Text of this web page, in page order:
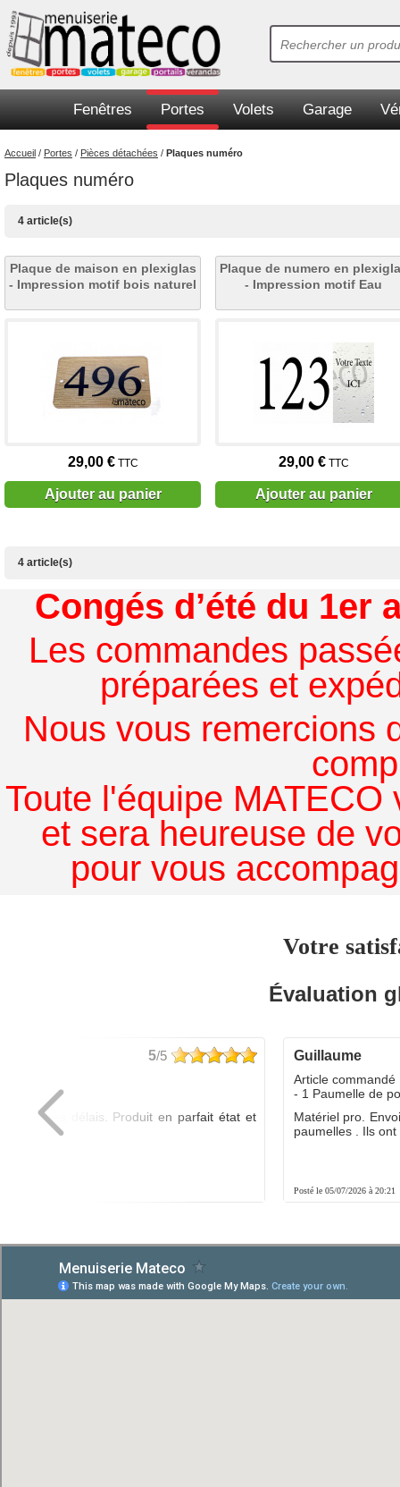
Fenêtres Portes Volets Garage
Accueil / Portes / Pièces détachées / Plaques numéro
Plaques numéro
4 article(s)
Plaque de maison en plexiglas
- Impression motif bois naturel
29,00 €TTC
Ajouter au panier
Plaque de numero en
- Impression motif Eau
29,00 €TTC
Ajouter au panier
4 article(s)
Congés d’été du 1er
Les commandes
préparées et
Nous vous remercions
Toute l'équipe
et sera heureuse de
pour vous
Votre
Évaluation
5/5
dans les délais. Produit en parfait état et
guillaume
Posté le 05/07/2026 à 20:21
Article commandé
- 1 Paumelle de
Matériel pro.
paumelles . Ils ont